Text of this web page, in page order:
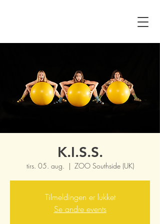
K.I.S.S.
tirs. 05. aug.
  |
ZOO Southside (UK)
Tilmeldingen er lukket
Se andre events